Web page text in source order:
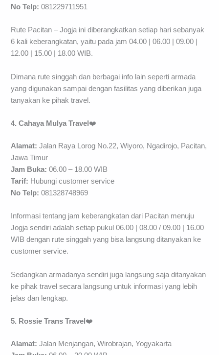
No Telp: 081229711951
Rute Pacitan – Jogja ini diberangkatkan setiap hari sebanyak
6 kali keberangkatan, yaitu pada jam 04.00 | 06.00 | 09.00 |
12.00 | 15.00 | 18.00 WIB.
Dimana rute singgah dan berbagai info lain seperti armada
yang digunakan sampai dengan fasilitas yang diberikan juga
tanyakan ke pihak travel.
4. Cahaya Mulya Travel ❤️
Alamat: Jalan Raya Lorog No.22, Wiyoro, Ngadirojo, Pacitan,
Jawa Timur
Jam Buka:06.00 – 18.00 WIB
Tarif: Hubungi customer service
No Telp:081328748969
Informasi tentang jam keberangkatan dari Pacitan menuju
Jogja sendiri adalah setiap pukul 06.00 | 08.00 / 09.00 | 16.00
WIB dengan rute singgah yang bisa langsung ditanyakan ke
customer service.
Sedangkan armadanya sendiri juga langsung saja ditanyakan
ke pihak travel secara langsung untuk informasi yang lebih
jelas dan lengkap.
5. Rossie Trans Travel ❤️
Alamat: Jalan Menjangan, Wirobrajan, Yogyakarta